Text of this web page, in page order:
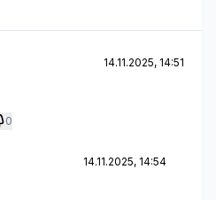
14.11.2025, 14:51
0
14.11.2025, 14:54